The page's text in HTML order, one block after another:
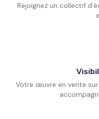
Rejoignez un collectif
Votre œuvre en vente